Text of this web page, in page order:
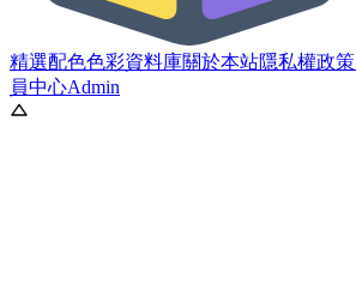
精選配色色彩資料庫關於本站隱私權政策
員中心Admin